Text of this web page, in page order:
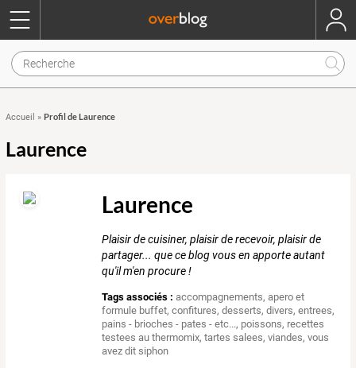
Accueil » Profil de Laurence
Laurence
Laurence
Plaisir de cuisiner, plaisir de recevoir, plaisir de
partager... que ce blog vous en apporte autant
qu'il m'en procure !
Tags associés : accompagnements,apero et
formule buffet,confitures,desserts,divers,entrees,
pains - brioches - pates - etc..., poissons, recettes
testees au thermomix,tartes salees,viandes,vous
avez dit siphon